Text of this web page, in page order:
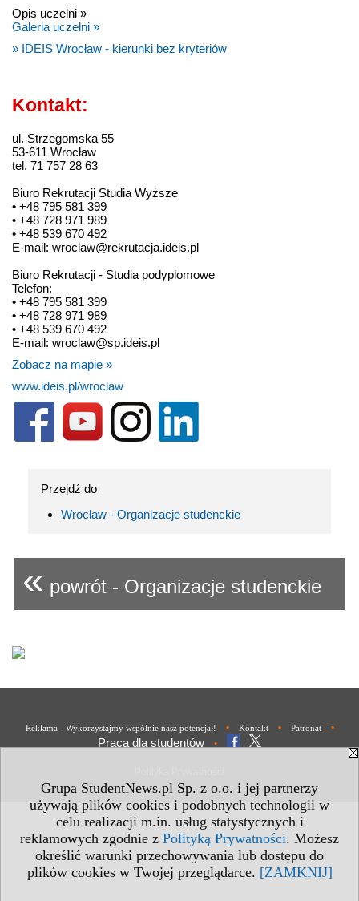
Grupa StudentNews.pl Sp. z o.o. i jej partnerzy
używają plików cookies i podobnych technologii w
celu realizacji m.in. usług statystycznych i
reklamowych zgodnie z Polityką Prywatności. Możesz
określić warunki przechowywania lub dostępu do
plików cookies w Twojej przeglądarce. [ZAMKNIJ]
Opis uczelni »
Galeria uczelni »
» IDEIS Wrocław - kierunki bez kryteriów
Kontakt:
ul. Strzegomska 55
53-611 Wrocław
tel. 71 757 28 63
Biuro Rekrutacji Studia Wyższe
• +48 795 581 399
• +48 728 971 989
• +48 539 670 492
E-mail: wroclaw@rekrutacja.ideis.pl
Biuro Rekrutacji - Studia podyplomowe
Telefon:
• +48 795 581 399
• +48 728 971 989
• +48 539 670 492
E-mail: wroclaw@sp.ideis.pl
Zobacz na mapie »
www.ideis.pl/wroclaw
Przejdź do
Wrocław - Organizacje studenckie
« powrót - Organizacje studenckie
Reklama - Wykorzystajmy wspólnie nasz potencjał! • Kontakt • Patronat •
Praca dla studentów •